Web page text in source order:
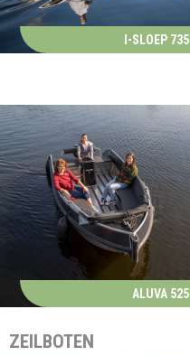
I-SLOEP 735
ALUVA 525
ZEILBOTEN